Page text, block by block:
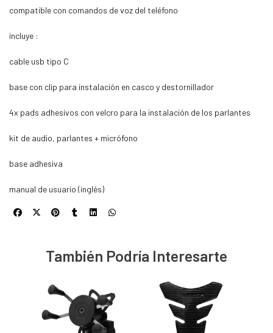
compatible con comandos de voz del teléfono
incluye :
cable usb tipo C
base con clip para instalación en casco y destornillador
4x pads adhesivos con velcro para la instalación de los parlantes
kit de audio, parlantes + micrófono
base adhesiva
manual de usuario (inglés)
También Podría Interesarte